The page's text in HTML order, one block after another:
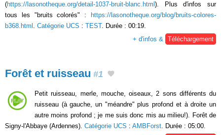
(https://lasonotheque.org/detail-1037-bruit-blanc.html ). Plus d'infos sur
tous les "bruits colorés" :
https://lasonotheque.org/blog/bruits-colores-
b368.html . Catégorie UCS : TEST. Durée : 00:19.
+ d'infos & Téléchargement
Forêt et ruisseau #1
Petit ruisseau, merle, mouche, oiseaux, 2 sons différents du
ruisseau (à gauche, un "méandre" plus profond et à droite un
autre moins profond ; je me suis donc mis au milieu!). Forêt de
Signy-l'Abbaye (Ardennes). Catégorie UCS : AMBForst. Durée : 05:00.